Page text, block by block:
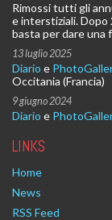
Rimossi tutti gli
e interstiziali. Dopo
basta per dare una
13 luglio 2025
Diario e
Occitania (Francia)
9 giugno 2024
Diario e
LINKS
Home
News
RSS Feed